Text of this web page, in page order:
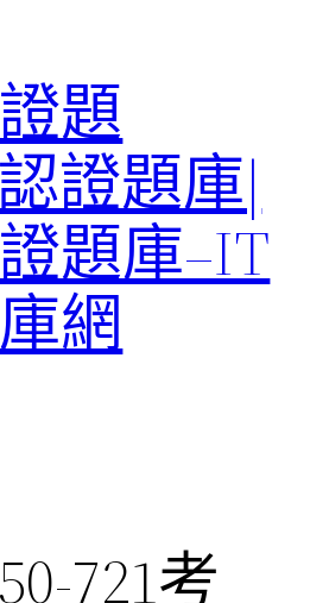
題
證題庫|
題庫–IT
網
721考